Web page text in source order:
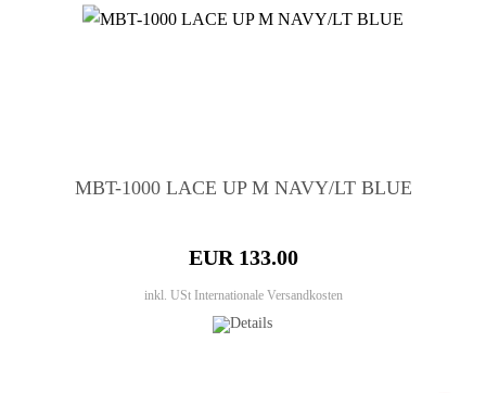
MBT-1000 LACE UP M NAVY/LT BLUE
EUR 133.00
inkl. USt Internationale Versandkosten